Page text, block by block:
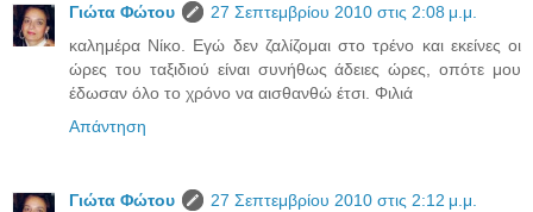
Γιώτα Φώτου
27 Σεπτεμβρίου 2010 στις 2:08 μ.μ.
καλημέρα Νίκο. Εγώ δεν ζαλίζομαι στο τρένο και εκείνες οι
ώρες του ταξιδιού είναι συνήθως άδειες ώρες, οπότε μου
έδωσαν όλο το χρόνο να αισθανθώ έτσι. Φιλιά
Απάντηση
Γιώτα Φώτου
27 Σεπτεμβρίου 2010 στις 2:12 μ.μ.